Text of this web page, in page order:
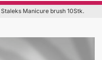
Staleks Manicure brush 10Stk.